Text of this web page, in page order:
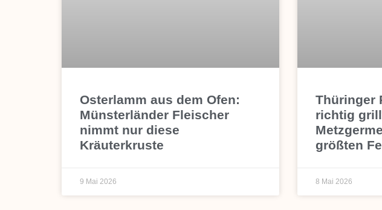
Osterlamm aus dem Ofen:
Münsterländer Fleischer
nimmt nur diese
Kräuterkruste
9 Mai 2026
Thüringer
richtig
größten
8 Mai 2026